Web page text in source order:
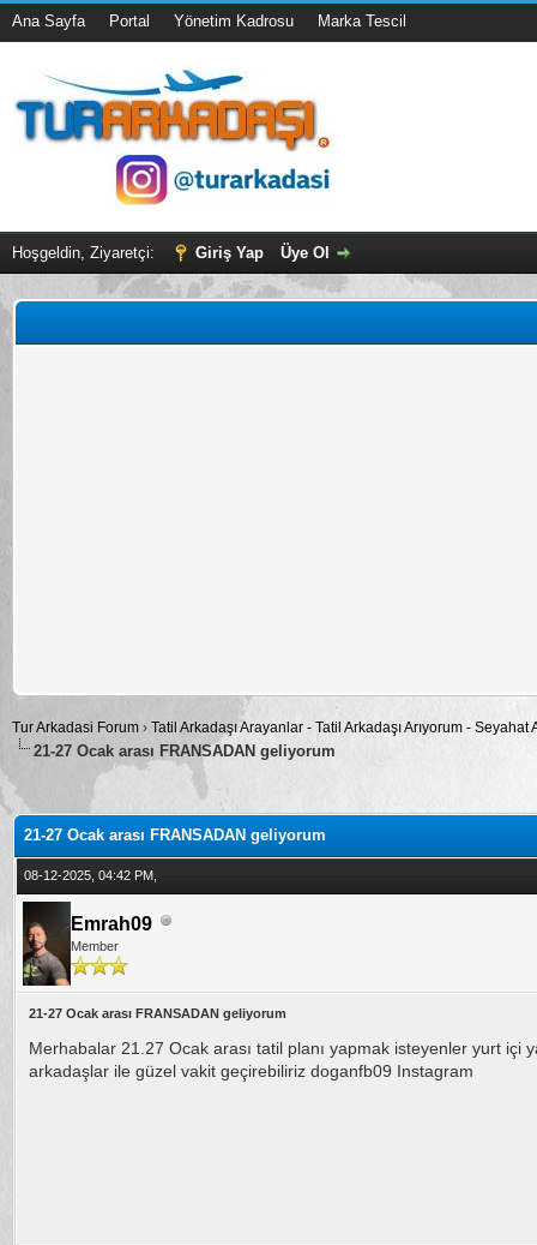
Ana Sayfa Portal Yönetim Kadrosu Marka Tescil
Hoşgeldin, Ziyaretçi: Giriş Yap Üye Ol
Tur Arkadasi Forum › Tatil Arkadaşı Arayanlar - Tatil Arkadaşı Arıyorum -
21-27 Ocak arası FRANSADAN geliyorum
0
21-27 Ocak arası FRANSADAN geliyorum
08-12-2025, 04:42 PM,
Emrah09
Member
21-27 Ocak arası FRANSADAN geliyorum
Merhabalar 21.27 Ocak arası tatil planı yapmak isteyenler yurt içi
arkadaşlar ile güzel vakit geçirebiliriz doganfb09 Instagram